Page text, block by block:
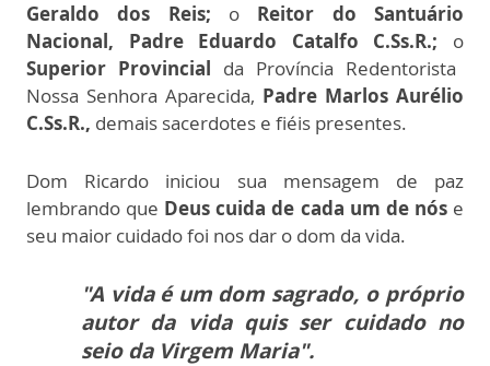
Geraldo dos Reis; o Reitor do Santuário
Nacional, Padre Eduardo Catalfo C.Ss.R.; o
Superior Provincial da Província Redentorista
Nossa Senhora Aparecida, Padre Marlos Aurélio
C.Ss.R., demais sacerdotes e fiéis presentes.
Dom Ricardo iniciou sua mensagem de paz
lembrando que Deus cuida de cada um de nóse
seu maior cuidado foi nos dar o dom da vida.
"A vida é um dom sagrado, o próprio
autor da vida quis ser cuidado no
seio da Virgem Maria".